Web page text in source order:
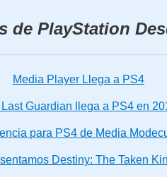
de PlayStation
Media Player Llega a PS4
Guardian llega a PS4 en
para PS4 de Media
Destiny: The Taken